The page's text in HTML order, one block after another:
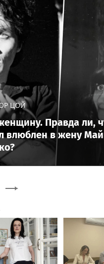
ЦОЙ
Правда ли,
влюблен в жену